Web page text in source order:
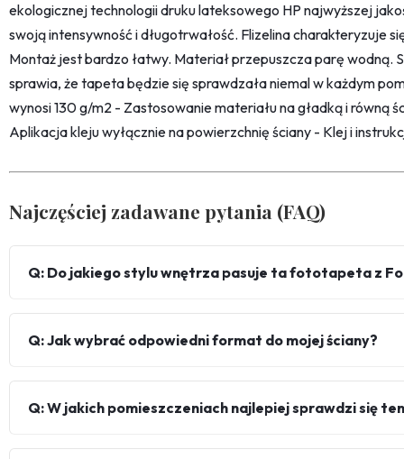
ekologicznej technologii druku lateksowego HP najwyższej
swoją intensywność i długotrwałość. Flizelina charakteryzuje
Montaż jest bardzo łatwy. Materiał przepuszcza parę wodną.
sprawia, że tapeta będzie się sprawdzała niemal w każdym
wynosi 130 g/m2 - Zastosowanie materiału na gładką i równą
Aplikacja kleju wyłącznie na powierzchnię ściany - Klej i
Najczęściej zadawane pytania (FAQ)
Q: Do jakiego stylu wnętrza pasuje ta fototapeta z
Q: Jak wybrać odpowiedni format do mojej ściany?
Q: W jakich pomieszczeniach najlepiej sprawdzi się